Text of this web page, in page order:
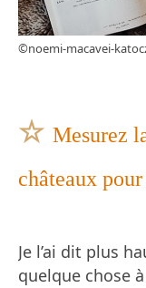
©noemi-macavei-
☆ Mesurez
châteaux
Je l’ai dit plus
quelque chose